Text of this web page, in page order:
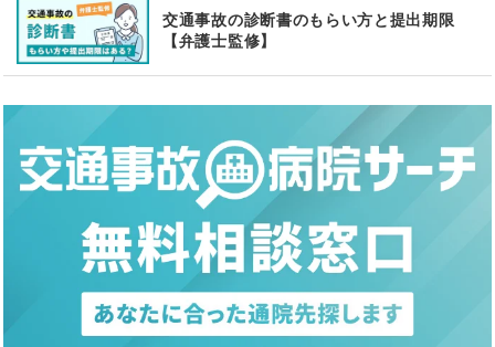
交通事故の診断書のもらい方と提出期限
【弁護士監修】